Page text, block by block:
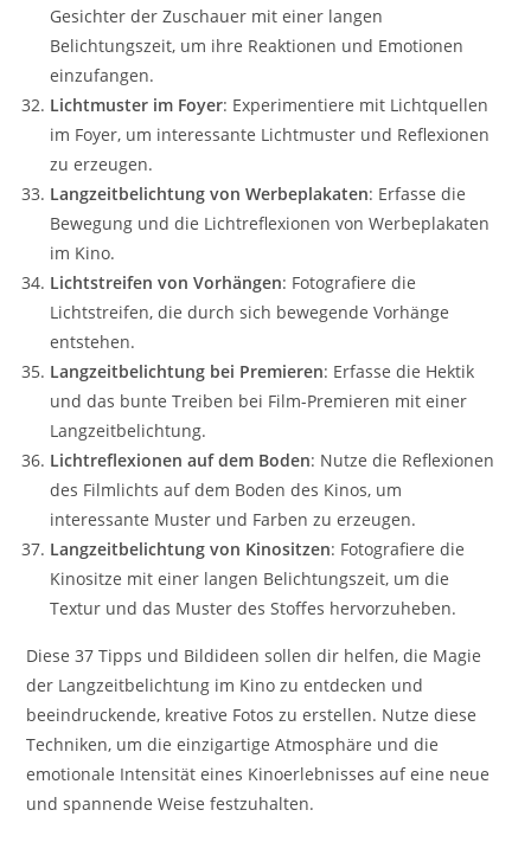
Gesichter der Zuschauer mit einer langen
Belichtungszeit, um ihre Reaktionen und Emotionen
einzufangen.
Lichtmuster im Foyer: Experimentiere mit Lichtquellen
im Foyer, um interessante Lichtmuster und Reflexionen
zu erzeugen.
Langzeitbelichtung von Werbeplakaten: Erfasse die
Bewegung und die Lichtreflexionen von Werbeplakaten
im Kino.
Lichtstreifen von Vorhängen: Fotografiere die
Lichtstreifen, die durch sich bewegende Vorhänge
entstehen.
Langzeitbelichtung bei Premieren: Erfasse die Hektik
und das bunte Treiben bei Film-Premieren mit einer
Langzeitbelichtung.
Lichtreflexionen auf dem Boden: Nutze die Reflexionen
des Filmlichts auf dem Boden des Kinos, um
interessante Muster und Farben zu erzeugen.
Langzeitbelichtung von Kinositzen: Fotografiere die
Kinositze mit einer langen Belichtungszeit, um die
Textur und das Muster des Stoffes hervorzuheben.
Diese 37 Tipps und Bildideen sollen dir helfen, die Magie
der Langzeitbelichtung im Kino zu entdecken und
beeindruckende, kreative Fotos zu erstellen. Nutze diese
Techniken, um die einzigartige Atmosphäre und die
emotionale Intensität eines Kinoerlebnisses auf eine neue
und spannende Weise festzuhalten.